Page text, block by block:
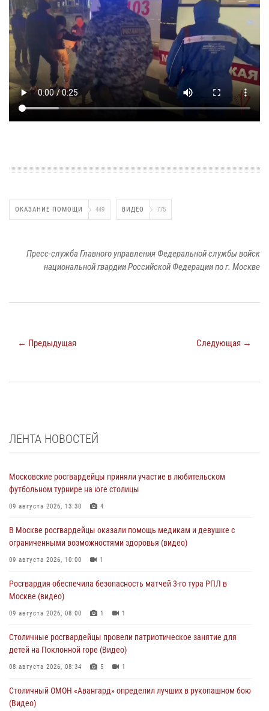
ОКАЗАНИЕ ПОМОЩИ 449 ВИДЕО 775
Пресс-служба Главного управления Федеральной службы войск
национальной гвардии Российской Федерации по г. Москве
← Предыдущая Следующая →
ЛЕНТА НОВОСТЕЙ
Московские росгвардейцы приняли участие в любительском
футбольном турнире на юге столицы
09 августа 2026, 13:30 4
В Москве росгвардейцы оказали помощь медикам и девушке с
ограниченными возможностями здоровья (видео)
09 августа 2026, 10:00 1
Росгвардия обеспечила безопасность матчей 3-го тура РПЛ в
Москве (видео)
09 августа 2026, 08:00 1 1
Столичные росгвардейцы провели патриотическое занятие для
детей на Поклонной горе (Видео)
08 августа 2026, 08:34 5 1
Столичный ОМОН «Авангард» определил лучших в рукопашном бою
(Видео)